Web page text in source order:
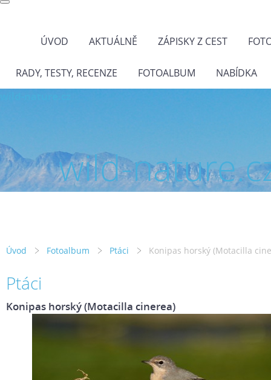
ÚVOD AKTUÁLNĚ ZÁPISKY Z CEST
RADY, TESTY, RECENZE FOTOALBUM NABÍDKA
wild-
Úvod Fotoalbum Ptáci Konipas horský (Motacilla
Ptáci
Konipas horský (Motacilla cinerea)